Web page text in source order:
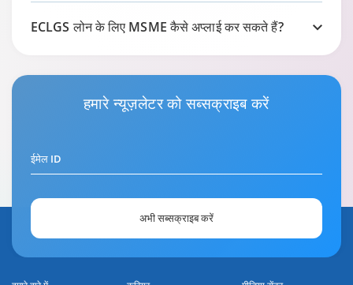
ECLGS लोन के लिए MSME कैसे अप्लाई कर सकते हैं?
हमारेन्यूज़लेटरको सब्सक्राइब करें
ईमेल ID
अभी सब्सक्राइब करें